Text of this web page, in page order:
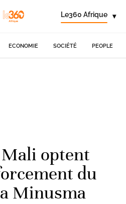
Le360 Afrique ▾
ECONOMIE SOCIÉTÉ PEOPLE
optent
du
Minusma